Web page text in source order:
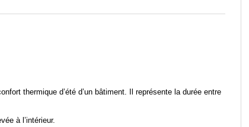
thermique d’été d’un bâtiment. Il représente la durée entre
à l’intérieur.